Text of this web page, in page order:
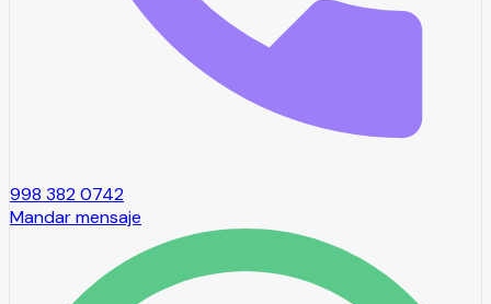
998 382 0742
Mandar mensaje